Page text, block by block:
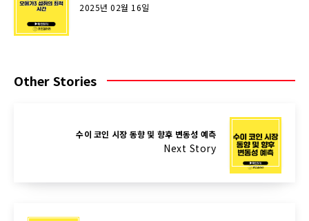
2025년 02월 16일
Other Stories
수이 코인 시장 동향 및 향후 변동성 예측
Next Story